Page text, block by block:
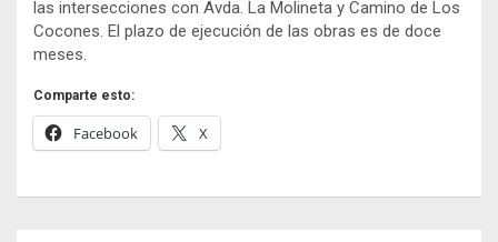
las intersecciones con Avda. La Molineta y Camino de Los
Cocones. El plazo de ejecución de las obras es de doce
meses.
Comparte esto:
Facebook X